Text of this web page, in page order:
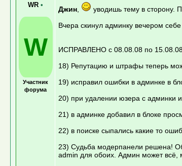
WR •
W
Участник
форума
Джин,
уводишь тему в сторону.
Вчера скинул админку вечером
ИСПРАВЛЕНО с 08.08.08 по 15.08.08
18) Репутацию и штрафы теперь
19) исправил ошибки в админке в
20) при удалении юзера с админки
21) в админке добавил в блоке
22) в поиске сыпались какие то
23) Судьба модерпанели решена!
admin для обоих. Админ может всё,